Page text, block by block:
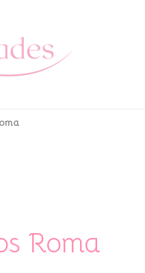
Roma